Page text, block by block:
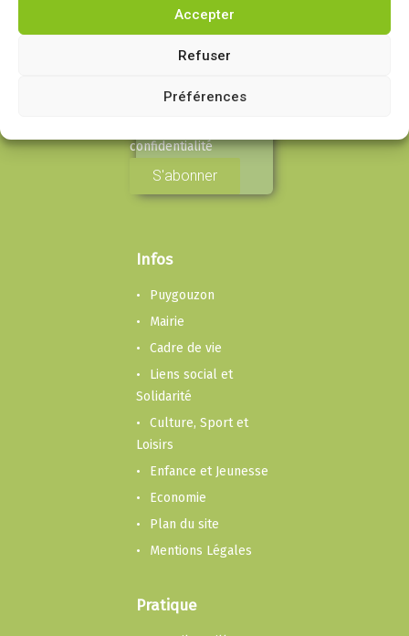
Accepter
Refuser
Préférences
En continuant, vous
confidentialité
Infos
Puygouzon
Mairie
Cadre de vie
Liens social et
Solidarité
Culture, Sport et
Loisirs
Enfance et Jeunesse
Economie
Plan du site
Mentions Légales
Pratique